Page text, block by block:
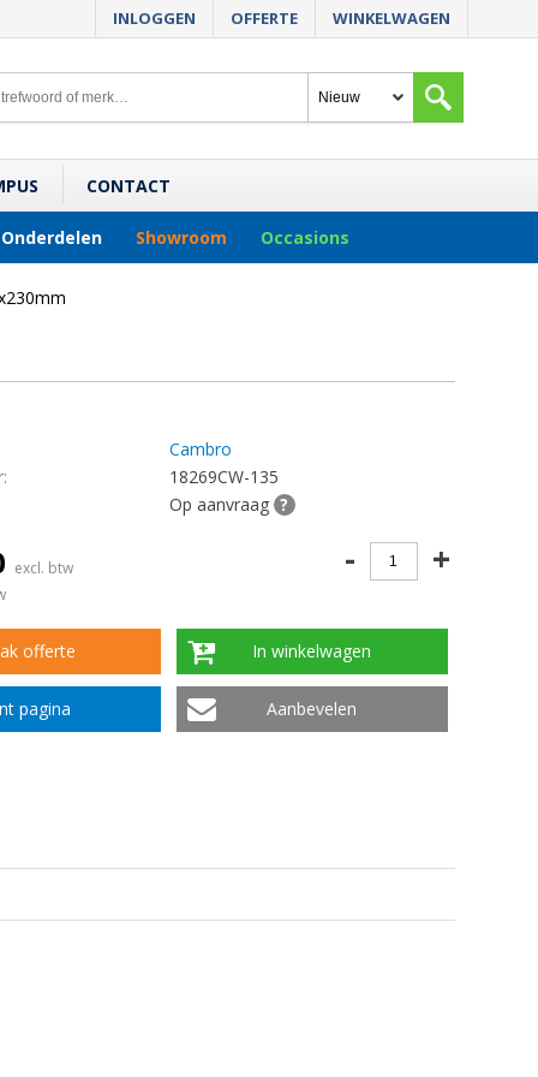
INLOGGEN OFFERTE WINKELWAGEN
CONTACT
Onderdelen Showroom Occasions
Cambro
18269CW-135
Op aanvraag ?
- +
excl. btw
offerte In winkelwagen
pagina Aanbevelen